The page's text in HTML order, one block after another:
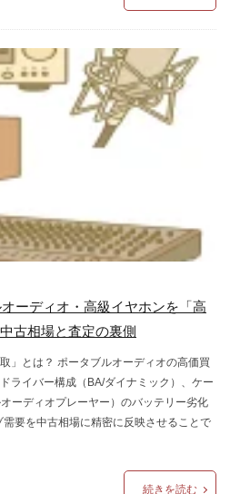
オーディオ・高級イヤホンを「高
古相場と査定の裏側
」とは？ ポータブルオーディオの高価買
ライバー構成（BA/ダイナミック）、ケー
ーディオプレーヤー）のバッテリー劣化
要を中古相場に精密に反映させることで
続きを読む